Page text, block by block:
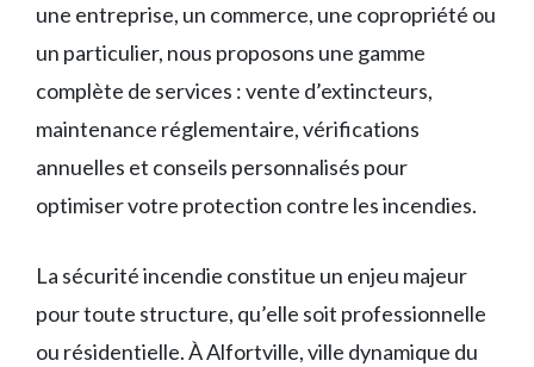
une entreprise, un commerce, une copropriété ou
un particulier, nous proposons une gamme
complète de services : vente d’extincteurs,
maintenance réglementaire, vérifications
annuelles et conseils personnalisés pour
optimiser votre protection contre les incendies.
La sécurité incendie constitue un enjeu majeur
pour toute structure, qu’elle soit professionnelle
ou résidentielle. À Alfortville, ville dynamique du